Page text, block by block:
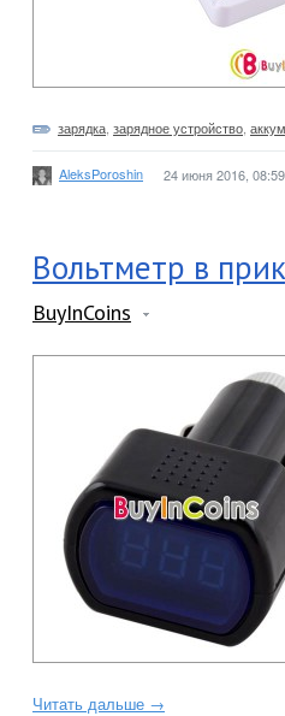
зарядка зарядное устройство
AleksPoroshin 24 июня 2016, 08:59
Вольтметр в
BuyInCoins
Читать дальше →